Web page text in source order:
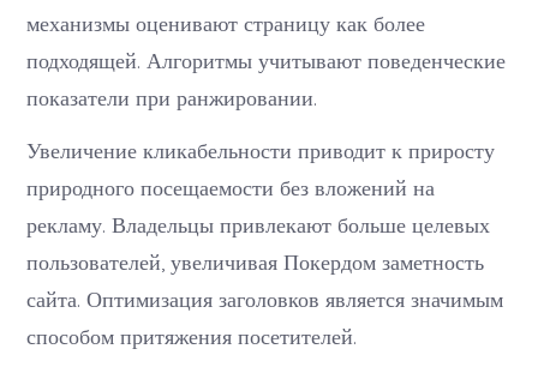
механизмы оценивают страницу как более
подходящей. Алгоритмы учитывают поведенческие
показатели при ранжировании.
Увеличение кликабельности приводит к приросту
природного посещаемости без вложений на
рекламу. Владельцы привлекают больше целевых
пользователей, увеличивая Покердом заметность
сайта. Оптимизация заголовков является значимым
способом притяжения посетителей.